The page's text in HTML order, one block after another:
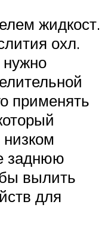
жидкост.
охл.
применять
заднюю
вылить
для